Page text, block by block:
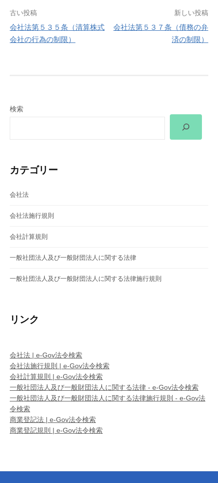
投
稿
ー
シ
古い投稿
会社法第５３５条（清算株式
会社の行為の制限）
新しい投稿
会社法第５３７条（債務の弁
済の制限）
検索
カテゴリー
会社法
会社法施行規則
会社計算規則
一般社団法人及び一般財団法人に関する法律
一般社団法人及び一般財団法人に関する法律施行規則
リンク
会社法 | e-Gov法令検索
会社法施行規則 | e-Gov法令検索
会社計算規則 | e-Gov法令検索
一般社団法人及び一般財団法人に関する法律 - e-Gov法令検索
一般社団法人及び一般財団法人に関する法律施行規則 - e-Gov法
令検索
商業登記法 | e-Gov法令検索
商業登記規則 | e-Gov法令検索